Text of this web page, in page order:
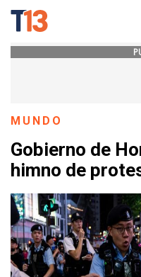
MUNDO
Gobierno de
himno de